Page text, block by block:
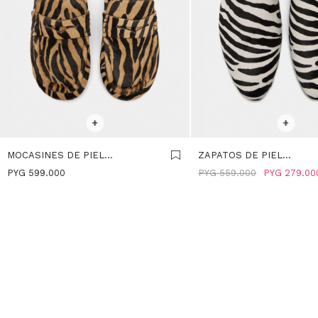
+
MOCASINES DE PIEL
ESTAMPADO ANIMAL -
PYG 599.000
+
ZAPATOS DE PIEL
DESTALONADOS
PYG
PYG 559.000